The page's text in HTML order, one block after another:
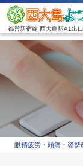
都営新宿線 西大島駅A1出
眼精疲労・頭痛・姿勢